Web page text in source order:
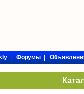
|Форумы|